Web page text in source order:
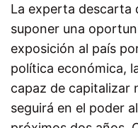
La experta descarta
suponer una
exposición al país
política económica,
capaz de capitalizar
seguirá en el poder